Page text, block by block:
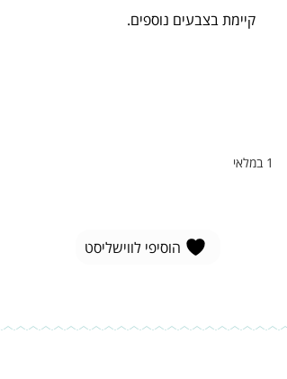
קיימת בצבעים נוספים.
1 במלאי
הוסיפי לווישליסט